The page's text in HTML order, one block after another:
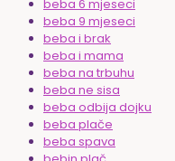
beba 6 mjeseci
beba 9 mjeseci
beba i brak
beba i mama
beba na trbuhu
beba ne sisa
beba odbija dojku
beba plače
beba spava